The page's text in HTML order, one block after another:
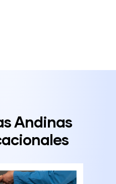
Andinas